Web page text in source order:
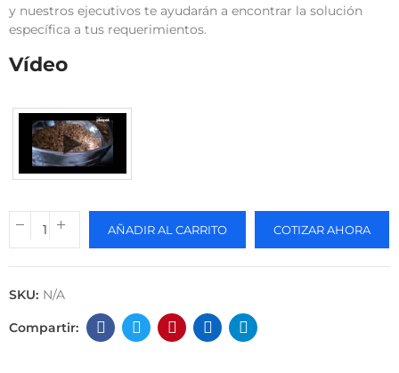
y nuestros ejecutivos te ayudarán a encontrar la solución
específica a tus requerimientos.
Vídeo
AÑADIR AL CARRITO COTIZAR AHORA
SKU: N/A